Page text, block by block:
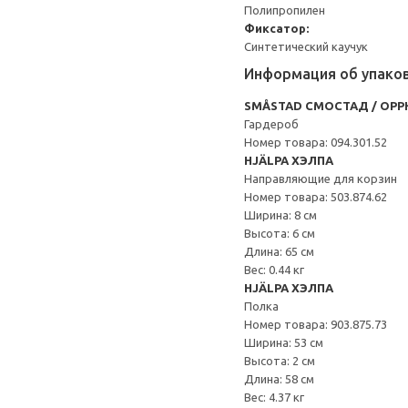
Полипропилен
Фиксатор:
Синтетический каучук
Информация об
SMÅSTAD СМОСТАД /
Гардероб
Номер товара: 094.301.52
HJÄLPA ХЭЛПА
Направляющие для корзин
Номер товара: 503.874.62
Ширина: 8 см
Высота: 6 см
Длина: 65 см
Вес: 0.44 кг
HJÄLPA ХЭЛПА
Полка
Номер товара: 903.875.73
Ширина: 53 см
Высота: 2 см
Длина: 58 см
Вес: 4.37 кг